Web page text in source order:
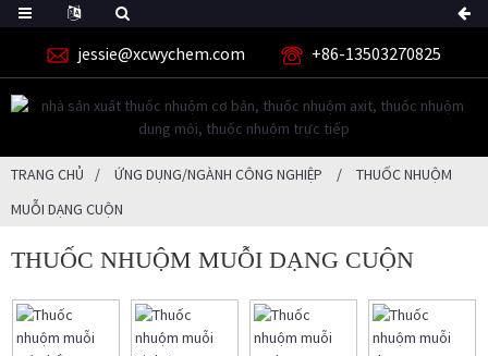
jessie@xcwychem.com +86-13503270825
TRANG CHỦ ỨNG DỤNG/NGÀNH CÔNG NGHIỆP
THUỐC NHUỘM
MUỖI DẠNG CUỘN
THUỐC NHUỘM MUỖI DẠNG CUỘN